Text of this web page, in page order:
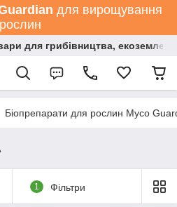
для вирощування
рослин
для грибівництва,
Біопрепарати для рослин Myco
1 Фільтри